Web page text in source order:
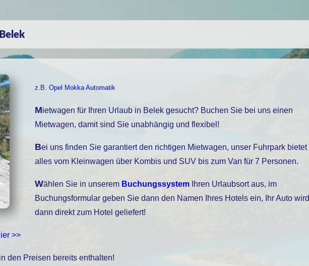
z.B. Opel Mokka Automatik
Mietwagen für Ihren Urlaub in Belek gesucht? Buchen Sie bei uns einen
Mietwagen, damit sind Sie unabhängig und flexibel!
Bei uns finden Sie garantiert den richtigen Mietwagen, unser Fuhrpark bietet
alles vom Kleinwagen über Kombis und SUV bis zum Van für 7 Personen.
Wählen Sie in unserem Buchungssystem Ihren Urlaubsort aus, im
Buchungsformular geben Sie dann den Namen Ihres Hotels ein, Ihr Auto wird
dann direkt zum Hotel geliefert!
>>
den Preisen bereits enthalten!